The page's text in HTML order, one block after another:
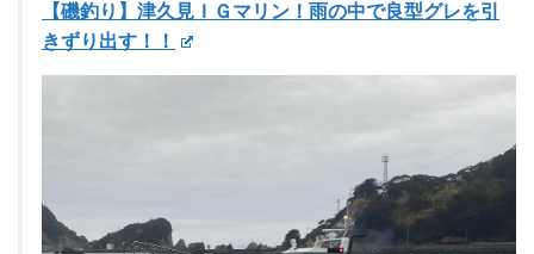
【磯釣り】津久見ＩＧマリン！雨の中で良型グレを引
きずり出す！！